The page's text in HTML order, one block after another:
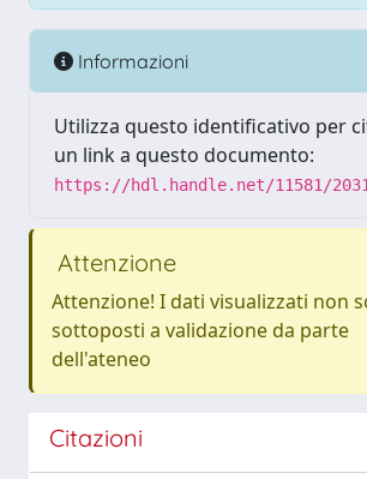
Informazioni
Utilizza questo identificativo per
un link a questo documento:
https://hdl.handle.net/11581/
Attenzione
Attenzione! I dati visualizzati non
sottoposti a validazione da parte
dell'ateneo
Citazioni